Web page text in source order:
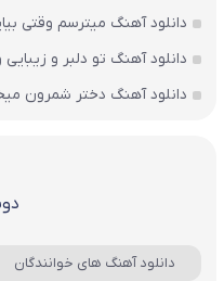
دانلود آهنگ میترسم وقتی
دانلود آهنگ تو دلبر و
دانلود آهنگ دختر شمرون
دانلود آهنگ های خوانندگان